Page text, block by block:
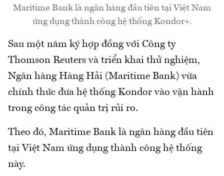
Maritime Bank là ngân hàng đầu tiên tại Việt Nam
ứng dụng thành công hệ thống Kondor+.
Sau một năm ký hợp đồng với Công ty
Thomson Reuters và triển khai thử nghiệm,
Ngân hàng Hàng Hải (Maritime Bank) vừa
chính thức đưa hệ thống Kondor vào vận hành
trong công tác quản trị rủi ro.
Theo đó, Maritime Bank là ngân hàng đầu tiên
tại Việt Nam ứng dụng thành công hệ thống
này.